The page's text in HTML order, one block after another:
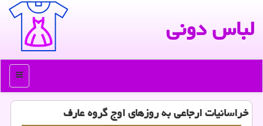
لباس دونی
منو
خراسانیات ارجاعی به روزهای اوج گروه عارف